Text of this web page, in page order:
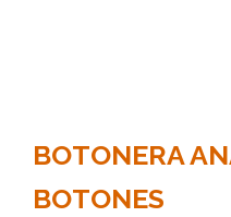
BOTONERA
BOTONES